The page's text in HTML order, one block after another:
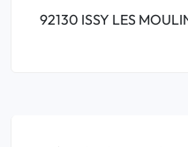
92130 ISSY LES